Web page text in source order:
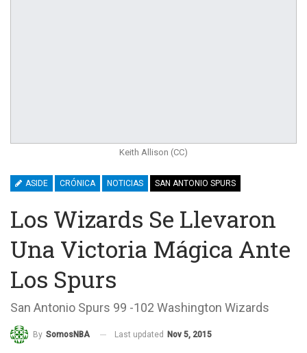
Keith Allison (CC)
ASIDE CRÓNICA NOTICIAS SAN ANTONIO SPURS
Los Wizards Se Llevaron
Una Victoria Mágica Ante
Los Spurs
San Antonio Spurs 99 -102 Washington Wizards
By SomosNBA Last updated Nov 5, 2015